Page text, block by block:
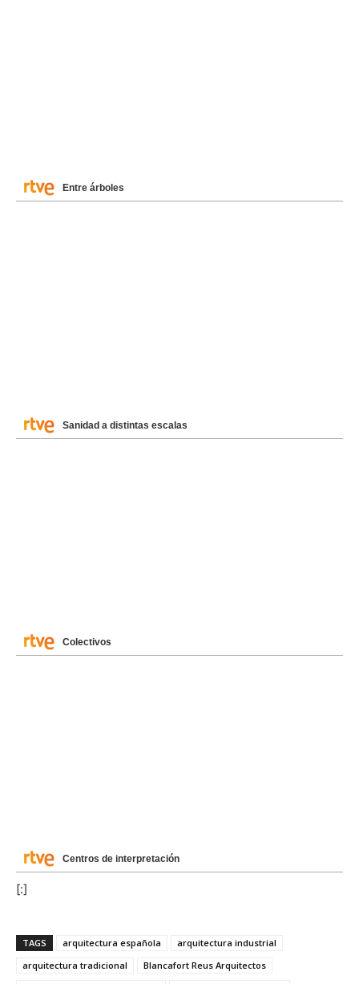
Entre árboles
Sanidad a distintas escalas
Colectivos
Centros de interpretación
[:]
TAGS arquitectura española
arquitectura industrial
arquitectura tradicional
Blancafort Reus Arquitectos